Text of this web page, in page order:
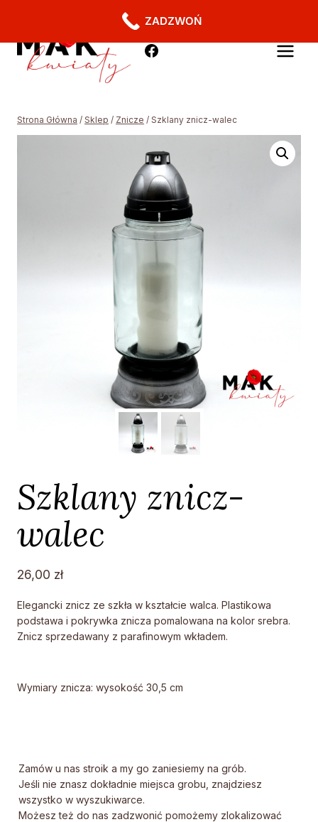
Strona Główna / Sklep / Znicze / Szklany znicz-walec
Szklany znicz-
walec
26,00 zł
Elegancki znicz ze szkła w kształcie walca. Plastikowa
podstawa i pokrywka znicza pomalowana na kolor srebra.
Znicz sprzedawany z parafinowym wkładem.
Wymiary znicza: wysokość 30,5 cm
Zamów u nas stroik a my go zaniesiemy na grób.
Jeśli nie znasz dokładnie miejsca grobu, znajdziesz
wszystko w wyszukiwarce.
Możesz też do nas zadzwonić pomożemy zlokalizować
ZADZWOŃ